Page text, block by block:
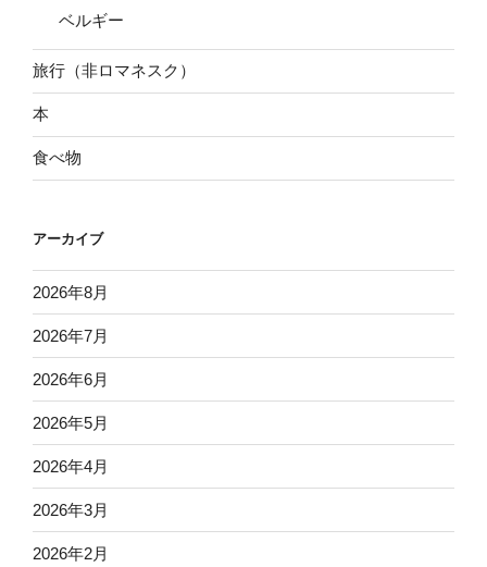
ベルギー
旅行（非ロマネスク）
本
食べ物
アーカイブ
2026年8月
2026年7月
2026年6月
2026年5月
2026年4月
2026年3月
2026年2月